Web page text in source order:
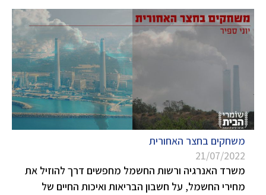
משחקים בחצר האחורית
21/07/2022
משרד האנרגיה ורשות החשמל מחפשים דרך להוזיל את
מחירי החשמל, על חשבון הבריאות ואיכות החיים של